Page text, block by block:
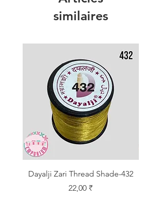
similaires
Dayalji Zari Thread Shade-432
Prix
22,00 ₹